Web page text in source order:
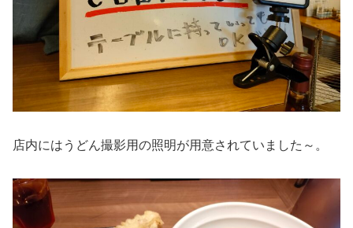
店内にはうどん撮影用の照明が用意されていました～。